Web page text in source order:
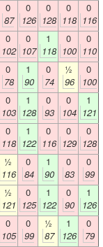
0
87
0
126
0
128
0
118
0
116
0
102
0
107
1
118
0
100
0
110
0
78
1
90
0
74
½
96
0
100
0
103
1
128
0
93
0
104
1
121
0
118
1
122
0
116
0
129
0
128
½
116
0
84
1
90
0
83
0
99
½
121
0
125
1
122
0
90
1
126
0
105
0
99
½
87
1
126
0
79